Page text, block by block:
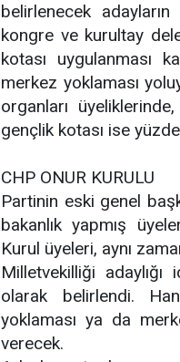
belirlenecek
kongre ve kurultay
kotası uygulanması
merkez yoklaması
organları
gençlik kotası ise
CHP ONUR KURULU
Partinin eski genel
bakanlık yapmış
Kurul üyeleri, aynı
Milletvekilliği
olarak belirlendi.
yoklaması ya da
verecek.